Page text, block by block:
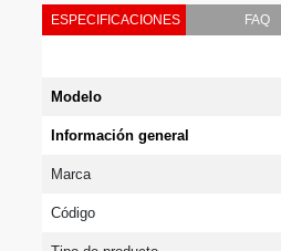
ESPECIFICACIONES FAQ
Modelo
Información general
Marca
Código